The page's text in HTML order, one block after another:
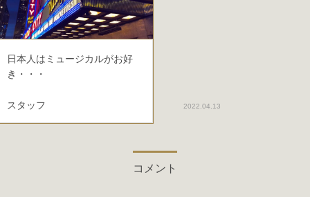
日本人はミュージカルがお好
き・・・
スタッフ 2022.04.13
コメント